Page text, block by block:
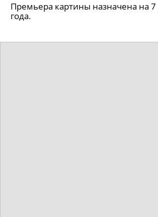
Премьера картины назначена на 7
года.